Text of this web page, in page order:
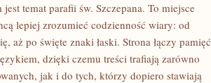
temat parafii św. Szczepana. To miejsce
lepiej zrozumieć codzienność wiary: od
aż po święte znaki łaski. Strona łączy pamięć
dzięki czemu treści trafiają zarówno
jak i do tych, którzy dopiero stawiają